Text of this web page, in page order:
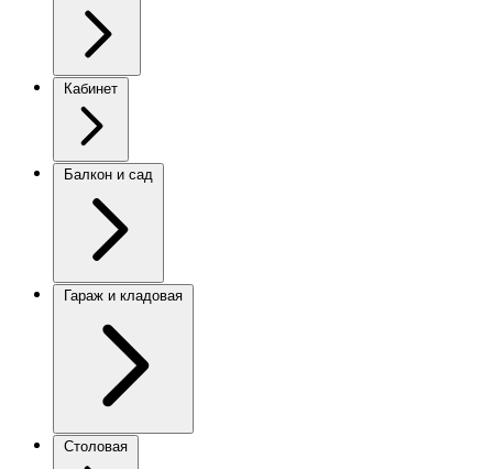
Кабинет
Балкон и сад
Гараж и кладовая
Столовая